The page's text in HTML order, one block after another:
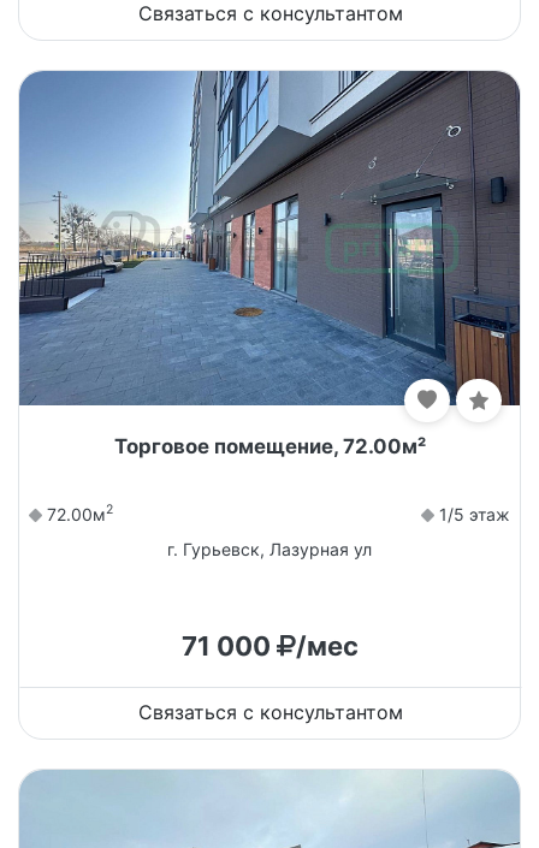
Связаться с консультантом
Торговое помещение, 72.00м²
72.00м2
1/5 этаж
г. Гурьевск, Лазурная ул
71 000 /мес
Связаться с консультантом